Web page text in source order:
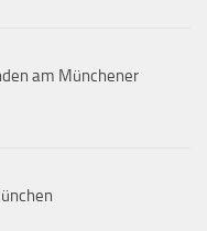
am Münchener